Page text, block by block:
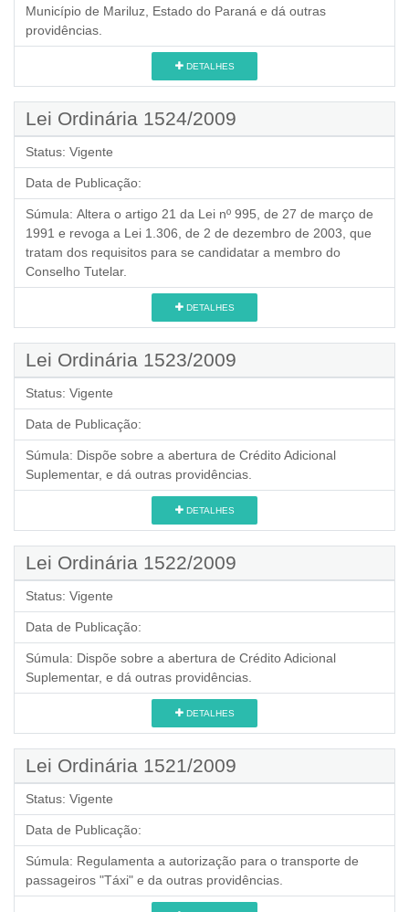
Município de Mariluz, Estado do Paraná e dá outras
providências.
DETALHES
Lei Ordinária 1524/2009
Status: Vigente
Data de Publicação:
Súmula: Altera o artigo 21 da Lei nº 995, de 27 de março de
1991 e revoga a Lei 1.306, de 2 de dezembro de 2003, que
tratam dos requisitos para se candidatar a membro do
Conselho Tutelar.
DETALHES
Lei Ordinária 1523/2009
Status: Vigente
Data de Publicação:
Súmula: Dispõe sobre a abertura de Crédito Adicional
Suplementar, e dá outras providências.
DETALHES
Lei Ordinária 1522/2009
Status: Vigente
Data de Publicação:
Súmula: Dispõe sobre a abertura de Crédito Adicional
Suplementar, e dá outras providências.
DETALHES
Lei Ordinária 1521/2009
Status: Vigente
Data de Publicação:
Súmula: Regulamenta a autorização para o transporte de
passageiros "Táxi" e da outras providências.